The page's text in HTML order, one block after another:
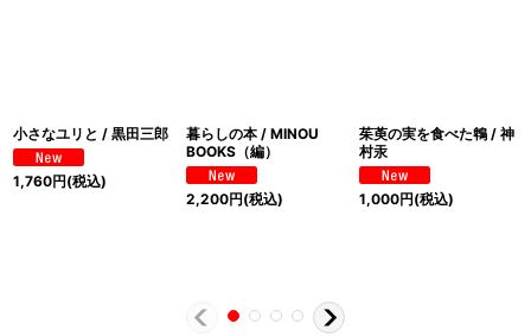
小さなユリと / 黒田三郎
1,760円(税込)
暮らしの本 / MINOU
BOOKS（編）
2,200円(税込)
茱萸の実を食べた鵯 / 神
村汞
1,000円(税込)